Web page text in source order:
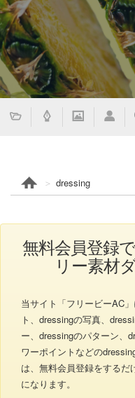
dressing
無料会員登録
リー素材
当サイト「フリービーAC
ト、dressingの写真、
ー、dressingのパターン、
ワーポイントなどの
は、無料会員登録をするだ
になります。